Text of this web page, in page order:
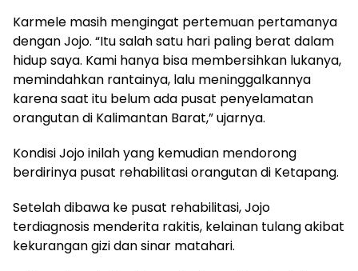
Karmele masih mengingat pertemuan pertamanya
dengan Jojo. “Itu salah satu hari paling berat dalam
hidup saya. Kami hanya bisa membersihkan lukanya,
memindahkan rantainya, lalu meninggalkannya
karena saat itu belum ada pusat penyelamatan
orangutan di Kalimantan Barat,” ujarnya.
Kondisi Jojo inilah yang kemudian mendorong
berdirinya pusat rehabilitasi orangutan di Ketapang.
Setelah dibawa ke pusat rehabilitasi, Jojo
terdiagnosis menderita rakitis, kelainan tulang akibat
kekurangan gizi dan sinar matahari.